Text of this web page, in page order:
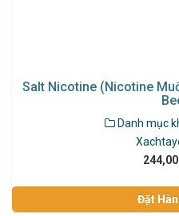
Salt Nicotine (Nicotine
Danh mục
Đặt